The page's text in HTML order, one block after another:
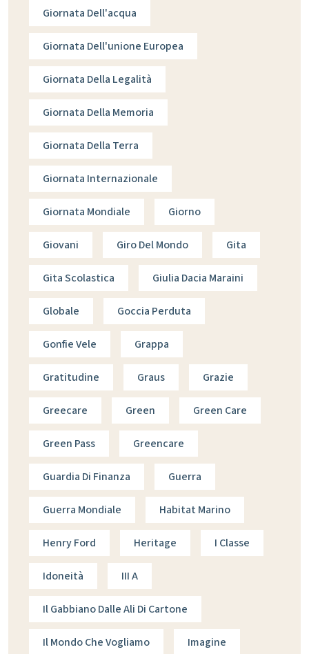
Giornata Dell'acqua
Giornata Dell'unione Europea
Giornata Della Legalità
Giornata Della Memoria
Giornata Della Terra
Giornata Internazionale
Giornata Mondiale Giorno
Giovani Giro Del Mondo Gita
Gita Scolastica Giulia Dacia Maraini
Globale Goccia Perduta
Gonfie Vele Grappa
Gratitudine Graus Grazie
Greecare Green Green Care
Green Pass Greencare
Guardia Di Finanza Guerra
Guerra Mondiale Habitat Marino
Henry Ford Heritage I Classe
Idoneità III A
Il Gabbiano Dalle Ali Di Cartone
Il Mondo Che Vogliamo Imagine